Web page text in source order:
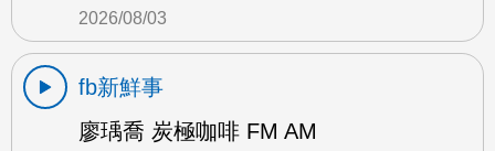
2026/08/03
fb新鮮事
廖瑀喬 炭極咖啡 FM AM